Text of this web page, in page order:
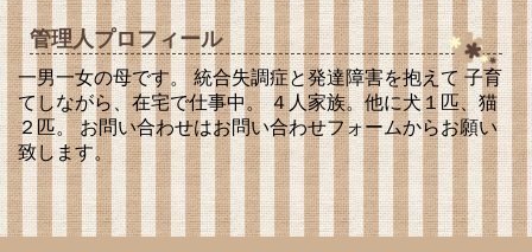
管理人プロフィール
一男一女の母です。 統合失調症と発達障害を抱えて 子育
てしながら、在宅で仕事中。 ４人家族。他に犬１匹、猫
２匹。 お問い合わせはお問い合わせフォームからお願い
致します。